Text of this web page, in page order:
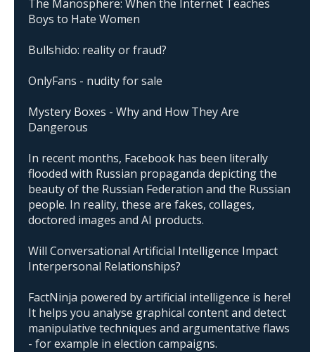
The Manosphere: When the Internet Teaches
Boys to Hate Women
Bullshido: reality or fraud?
OnlyFans - nudity for sale
Mystery Boxes - Why and How They Are
Dangerous
In recent months, Facebook has been literally
flooded with Russian propaganda depicting the
beauty of the Russian Federation and the Russian
people. In reality, these are fakes, collages,
doctored images and AI products.
Will Conversational Artificial Intelligence Impact
Interpersonal Relationships?
FactNinja powered by artificial intelligence is here!
It helps you analyse graphical content and detect
manipulative techniques and argumentative flaws
- for example in election campaigns.